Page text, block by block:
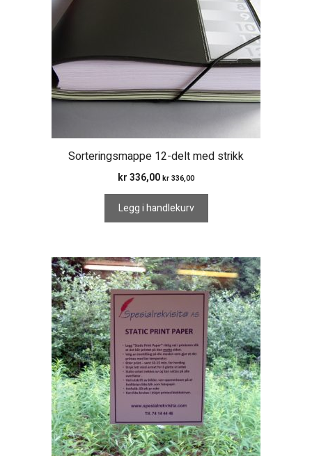
Sorteringsmappe 12-delt med strikk
kr 336,00 kr 336,00
Legg i handlekurv